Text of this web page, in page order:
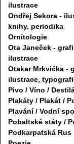
ilustrace
Ondřej Sekora -
knihy, periodika
Ornitologie
Ota Janeček -
ilustrace
Otakar Mrkvička -
ilustrace,
Pivo / Víno /
Plakáty / Plakát /
Plavání / Vodní
Pobaltské státy /
Podkarpatská Rus